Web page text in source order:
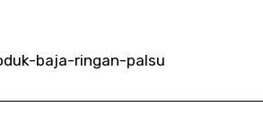
baja-ringan-palsu